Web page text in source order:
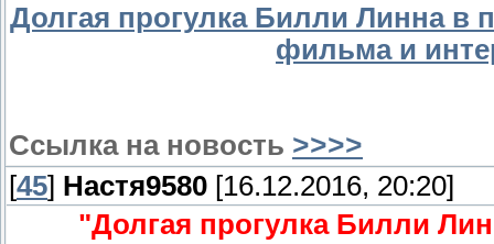
Долгая прогулка Билли Линна в
фильма и
Ссылка на новость >>>>
[45] Настя9580 [16.12.2016, 20:20]
"Долгая прогулка Билли